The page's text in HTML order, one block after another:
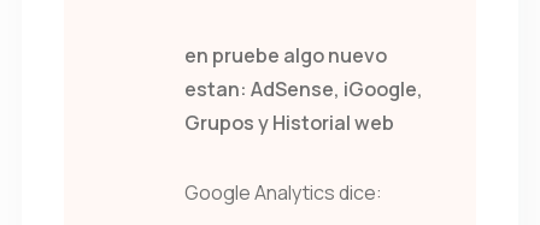
en pruebe algo nuevo
estan: AdSense, iGoogle,
Grupos y Historial web
Google Analytics dice: